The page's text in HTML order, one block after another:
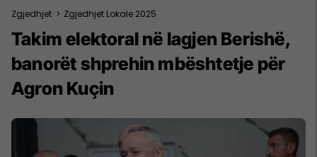
Zgjedhjet > Zgjedhjet Lokale 2025
Takim elektoral në lagjen Berishë,
banorët shprehin mbështetje për
Agron Kuçin